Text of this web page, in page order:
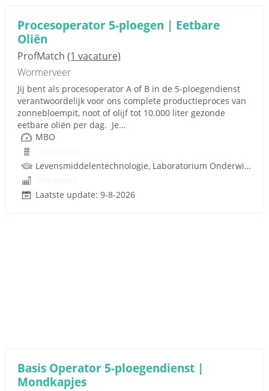
Procesoperator 5-ploegen | Eetbare
Oliën
ProfMatch (1 vacature)
Wormerveer
Jij bent als procesoperator A of B in de 5-ploegendienst
verantwoordelijk voor ons complete productieproces van
zonnebloempit, noot of olijf tot 10.000 liter gezonde
eetbare oliën per dag. Je...
MBO
Levensmiddelentechnologie, Laboratorium Onderwijs, Procestechnologie
Laatste update: 9-8-2026
Basis Operator 5-ploegendienst |
Mondkapjes